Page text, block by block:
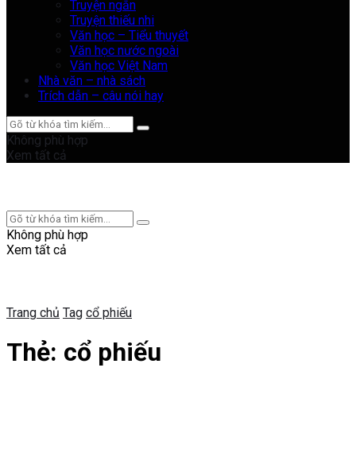
Truyện ngắn
Truyện thiếu nhi
Văn học – Tiểu thuyết
Văn học nước ngoài
Văn học Việt Nam
Nhà văn – nhà sách
Trích dẫn – câu nói hay
Không phù hợp
Xem tất cả
Không phù hợp
Xem tất cả
Trang chủ Tag cổ phiếu
Thẻ: cổ phiếu